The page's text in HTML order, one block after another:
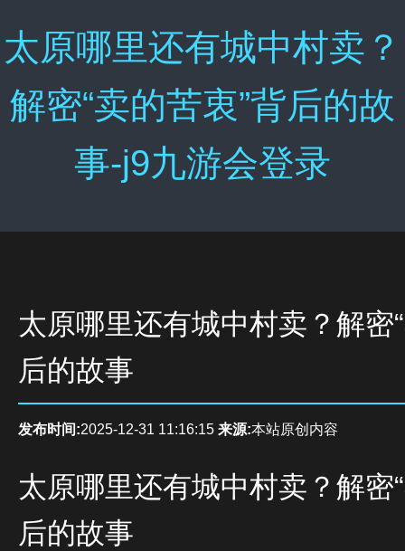
太原哪里还有城中村卖？
解密“卖的苦衷”背后的故
事-j9九游会登录
太原哪里还有城中村卖？解密
后的故事
发布时间:2025-12-31 11:16:15 来源:本站原创内容
太原哪里还有城中村卖？解密
后的故事